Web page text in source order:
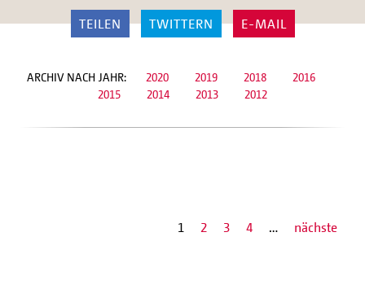
TEILEN TWITTERN E-MAIL
ARCHIV NACH JAHR: 2020 2019 2018
2016
2015
2014 2013 2012
1 2 3 4 … nächste